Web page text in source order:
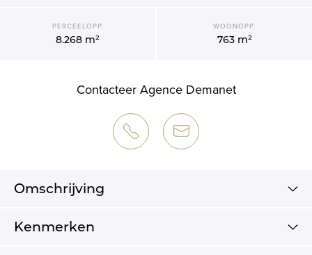
PERCEELOPP.
8.268 m²
WOONOPP.
763 m²
Contacteer Agence Demanet
Omschrijving
Kenmerken